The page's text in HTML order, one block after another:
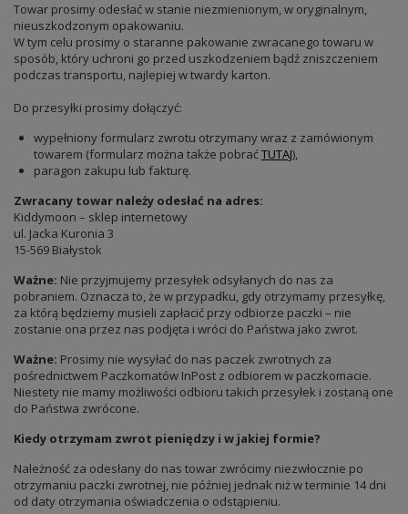
Towar prosimy odesłać w stanie niezmienionym, w oryginalnym,
nieuszkodzonym opakowaniu.
W tym celu prosimy o staranne pakowanie zwracanego towaru w
sposób, który uchroni go przed uszkodzeniem bądź zniszczeniem
podczas transportu, najlepiej w twardy karton.
Do przesyłki prosimy dołączyć:
wypełniony formularz zwrotu otrzymany wraz z zamówionym
towarem (formularz można także pobraćTUTAJ),
paragon zakupu lub fakturę.
Zwracany towar należy odesłać na adres:
Kiddymoon – sklep internetowy
ul. Jacka Kuronia 3
15-569 Białystok
Ważne: Nie przyjmujemy przesyłek odsyłanych do nas za
pobraniem. Oznacza to, że w przypadku, gdy otrzymamy przesyłkę,
za którą będziemy musieli zapłacić przy odbiorze paczki – nie
zostanie ona przez nas podjęta i wróci do Państwa jako zwrot.
Ważne: Prosimy nie wysyłać do nas paczek zwrotnych za
pośrednictwem Paczkomatów InPost z odbiorem w paczkomacie.
Niestety nie mamy możliwości odbioru takich przesyłek i zostaną one
do Państwa zwrócone.
Kiedy otrzymam zwrot pieniędzy i w jakiej formie?
Należność za odesłany do nas towar zwrócimy niezwłocznie po
otrzymaniu paczki zwrotnej, nie później jednak niż w terminie 14 dni
od daty otrzymania oświadczenia o odstąpieniu.